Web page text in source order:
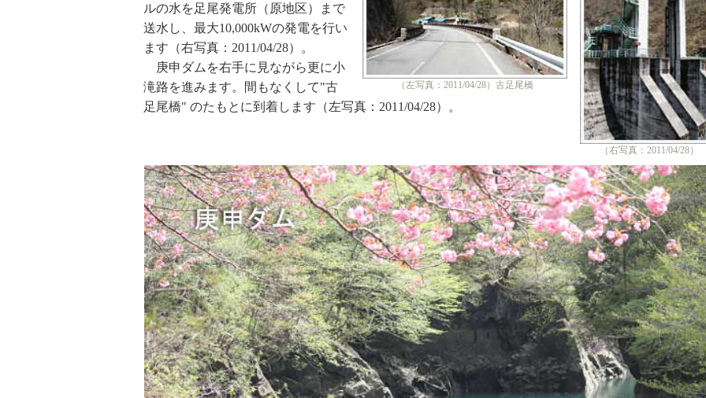
（右写真：2011/04/28）
（左写真：2011/04/28）古足尾橋
ルの水を足尾発電所（原地区）まで
送水し、最大10,000kWの発電を行い
ます（右写真：2011/04/28）。
庚申ダムを右手に見ながら更に小
滝路を進みます。間もなくして"古
足尾橋" のたもとに到着します（左写真：2011/04/28）。